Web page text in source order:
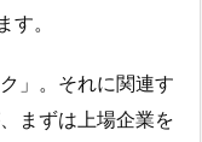
。
」。それに関連す
まずは上場企業を